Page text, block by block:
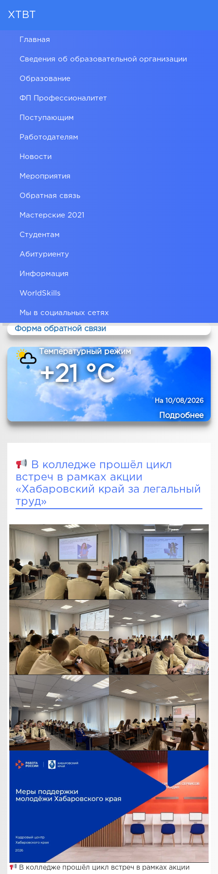
ХТВТ
Главная
Сведения об образовательной организации
Образование
ФП Профессионалитет
Поступающим
Работодателям
Новости
Мероприятия
Обратная связь
Мастерские 2021
Студентам
Абитуриенту
Информация
WorldSkills
Мы в социальных сетях
Форма обратной связи
Температурный режим
+21 °C
На 10/08/2026
Подробнее
В колледже прошёл цикл
встреч в рамках акции
«Хабаровский край за легальный
труд»
В колледже прошёл цикл встреч в рамках акции